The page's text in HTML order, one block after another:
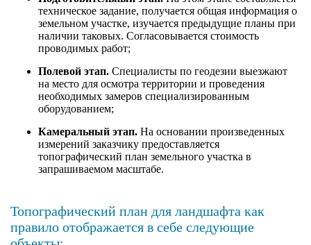
техническое задание, получается общая информация о
земельном участке, изучается предыдущие планы при
наличии таковых. Согласовывается стоимость
проводимых работ;
Полевой этап. Специалисты по геодезии выезжают
на место для осмотра территории и проведения
необходимых замеров специализированным
оборудованием;
Камеральный этап. На основании произведенных
измерений заказчику предоставляется
топографический план земельного участка в
запрашиваемом масштабе.
Топографический план для ландшафта как
правило отображается в себе следующие